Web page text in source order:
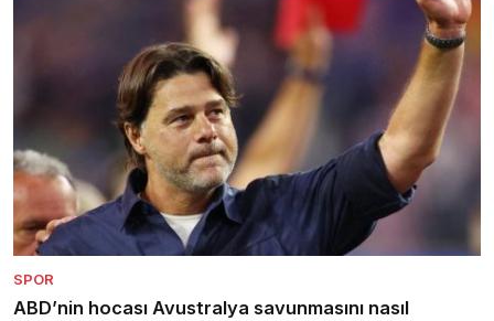
SPOR
ABD’nin hocası Avustralya savunmasını nasıl